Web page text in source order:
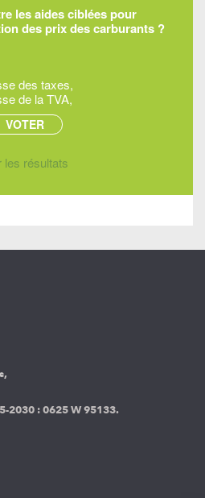
les aides ciblées pour
des prix des carburants ?
des taxes,
de la TVA,
les résultats
2030 :0625 W 95133.